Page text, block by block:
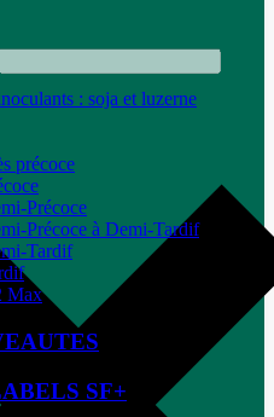
: soja et luzerne
précoce
Précoce
Précoce à Demi-Tardif
Tardif
Max
SF+